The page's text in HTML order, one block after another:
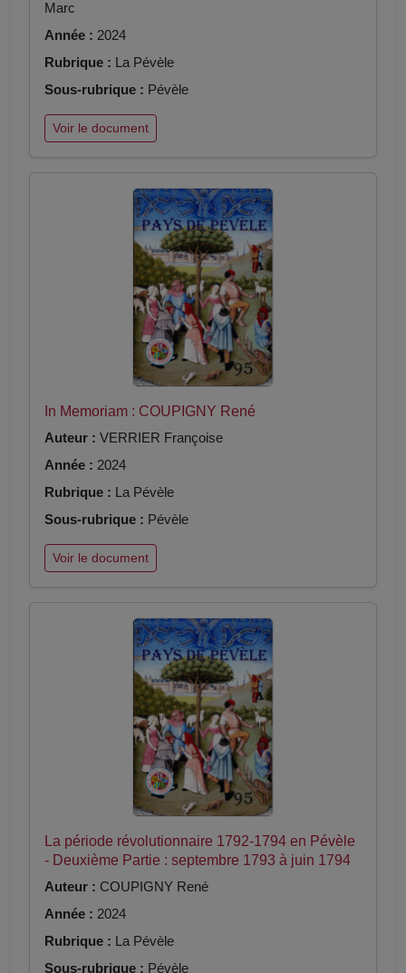
Marc
Année : 2024
Rubrique : La Pévèle
Sous-rubrique : Pévèle
Voir le document
In Memoriam : COUPIGNY René
Auteur : VERRIER Françoise
Année : 2024
Rubrique : La Pévèle
Sous-rubrique : Pévèle
Voir le document
La période révolutionnaire 1792-1794 en Pévèle
- Deuxième Partie : septembre 1793 à juin 1794
Auteur : COUPIGNY René
Année : 2024
Rubrique : La Pévèle
Sous-rubrique : Pévèle